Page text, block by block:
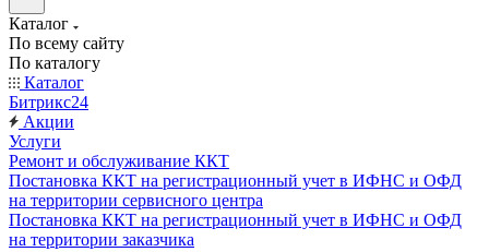
Каталог
По всему сайту
По каталогу
Каталог
Битрикс24
Акции
Услуги
Ремонт и обслуживание ККТ
Постановка ККТ на регистрационный учет в ИФНС и ОФД
на территории сервисного центра
Постановка ККТ на регистрационный учет в ИФНС и ОФД
на территории заказчика